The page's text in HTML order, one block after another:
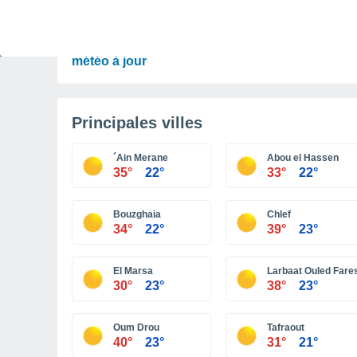
météo à jour
Principales villes
´Ain Merane
35° 22°
Abou el Hassen
33° 22°
Bouzghaia
34° 22°
Chlef
39° 23°
El Marsa
30° 23°
Larbaat Ouled Fares
38° 23°
Oum Drou
40° 23°
Tafraout
31° 21°